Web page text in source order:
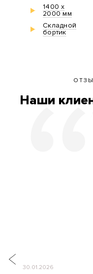
1400 х
2000 мм
Складной
бортик
Наши
30.01.2026